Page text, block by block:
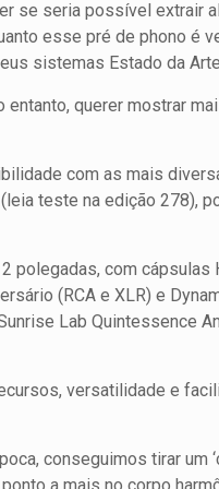
se seria possível extrair
esse pré de phono é
sistemas Estado da Arte.
querer mostrar
com as mais
teste na edição 278),
polegadas, com cápsulas
(RCA e XLR) e
Lab Quintessence
versatilidade e
conseguimos tirar um
a mais no corpo